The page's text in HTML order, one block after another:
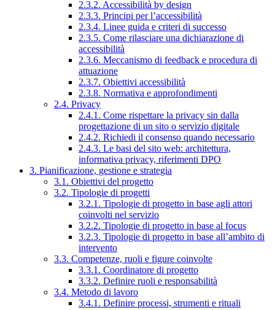
2.3.2. Accessibilità by design
2.3.3. Principi per l’accessibilità
2.3.4. Linee guida e criteri di successo
2.3.5. Come rilasciare una dichiarazione di
accessibilità
2.3.6. Meccanismo di feedback e procedura di
attuazione
2.3.7. Obiettivi accessibilità
2.3.8. Normativa e approfondimenti
2.4. Privacy
2.4.1. Come rispettare la privacy sin dalla
progettazione di un sito o servizio digitale
2.4.2. Richiedi il consenso quando necessario
2.4.3. Le basi del sito web: architettura,
informativa privacy, riferimenti DPO
3. Pianificazione, gestione e strategia
3.1. Obiettivi del progetto
3.2. Tipologie di progetti
3.2.1. Tipologie di progetto in base agli attori
coinvolti nel servizio
3.2.2. Tipologie di progetto in base al focus
3.2.3. Tipologie di progetto in base all’ambito di
intervento
3.3. Competenze, ruoli e figure coinvolte
3.3.1. Coordinatore di progetto
3.3.2. Definire ruoli e responsabilità
3.4. Metodo di lavoro
3.4.1. Definire processi, strumenti e rituali